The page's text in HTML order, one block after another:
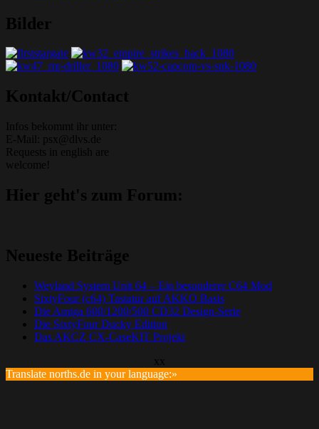
Bilder
Kontakt/Contact
Infos bekommt ihr unter:
E-Mail: psx@dlvs.de
Requests in english are
welcome!
Hier geht's zum Forum:
Neueste Beiträge
Weyland System Unit 64 – Ein besonderer C64 Mod
SixtyFour (c64) Tastatur auf AKKO Basis
Die Amiga 600/1200/500 CD32 Design-Serie
Die SixtyFour Ducky Edition
Das AKCZ CX-CaseKIT Projekt
xx
Translate norths.de in your language:»